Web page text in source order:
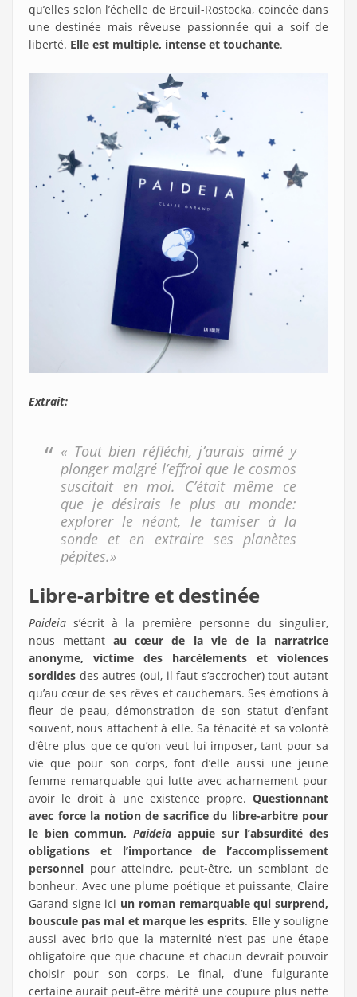
qu’elles selon l’échelle de Breuil-Rostocka, coincée dans
une destinée mais rêveuse passionnée qui a soif de
liberté. Elle est multiple, intense et touchante.
Extrait:
« Tout bien réfléchi, j’aurais aimé y
plonger malgré l’effroi que le cosmos
suscitait en moi. C’était même ce
que je désirais le plus au monde:
explorer le néant, le tamiser à la
sonde et en extraire ses planètes
pépites.»
Libre-arbitre et destinée
Paideia s’écrit à la première personne du singulier,
nous mettantau cœur de la vie de la narratrice
anonyme, victime des harcèlements et violences
sordides des autres (oui, il faut s’accrocher) tout autant
qu’au cœur de ses rêves et cauchemars. Ses émotions à
fleur de peau, démonstration de son statut d’enfant
souvent, nous attachent à elle. Sa ténacité et sa volonté
d’être plus que ce qu’on veut lui imposer, tant pour sa
vie que pour son corps, font d’elle aussi une jeune
femme remarquable qui lutte avec acharnement pour
avoir le droit à une existence propre. Questionnant
avec force la notion de sacrifice du libre-arbitre pour
le bien commun,Paideia appuie sur l’absurdité des
obligations et l’importance de l’accomplissement
personnel pour atteindre, peut-être, un semblant de
bonheur. Avec une plume poétique et puissante, Claire
Garand signe ici un roman remarquable qui surprend,
bouscule pas mal et marque les esprits. Elle y souligne
aussi avec brio que la maternité n’est pas une étape
obligatoire que que chacune et chacun devrait pouvoir
choisir pour son corps. Le final, d’une fulgurante
certaine aurait peut-être mérité une coupure plus nette